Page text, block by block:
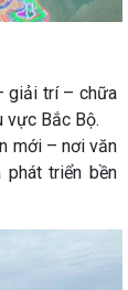
giải trí – chữa
vực Bắc Bộ.
mới – nơi văn
triển bền